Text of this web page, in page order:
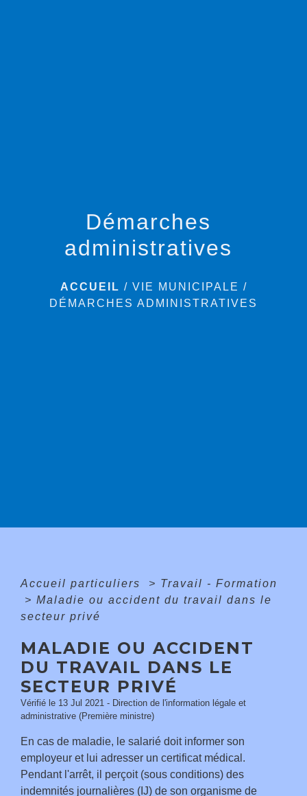
Démarches
administratives
ACCUEIL / VIE MUNICIPALE /
DÉMARCHES ADMINISTRATIVES
Accueil particuliers > Travail - Formation
> Maladie ou accident du travail dans le
secteur privé
MALADIE OU ACCIDENT
DU TRAVAIL DANS LE
SECTEUR PRIVÉ
Vérifié le 13 Jul 2021 - Direction de l'information légale et
administrative (Première ministre)
En cas de maladie, le salarié doit informer son
employeur et lui adresser un certificat médical.
Pendant l'arrêt, il perçoit (sous conditions) des
indemnités journalières (IJ) de son organisme de